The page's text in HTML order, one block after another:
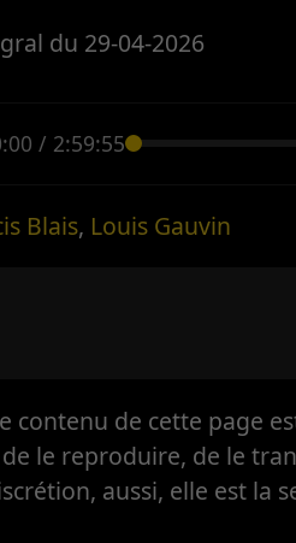
du 29-04-2026
/ 2:59:55
Blais, Louis Gauvin
contenu de cette page
le reproduire, de le
aussi, elle est la